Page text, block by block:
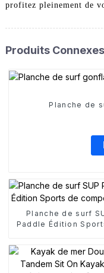
profitez pleinement de
Produits Connexes
Planche de
Planche de surf
Paddle Édition